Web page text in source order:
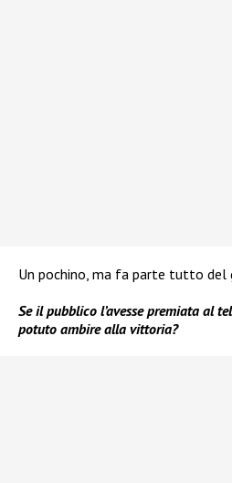
Un pochino, ma fa parte tutto del
Se il pubblico l’avesse premiata al
potuto ambire alla vittoria?